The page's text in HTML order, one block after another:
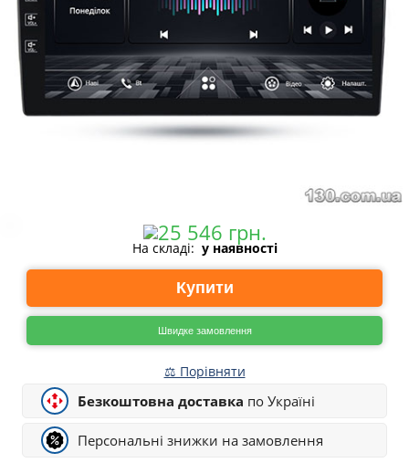
На складі: у наявності
Купити
Швидке замовлення
⚖ Порівняти
Безкоштовна доставка по Україні
Персональні знижки на замовлення